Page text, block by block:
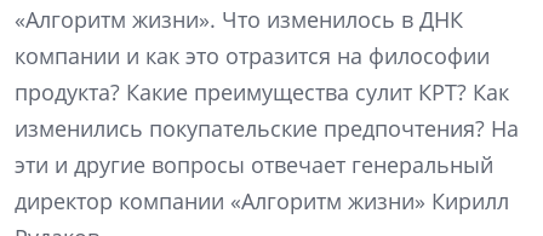
«Алгоритм жизни». Что изменилось в ДНК
компании и как это отразится на философии
продукта? Какие преимущества сулит КРТ? Как
изменились покупательские предпочтения? На
эти и другие вопросы отвечает генеральный
директор компании «Алгоритм жизни» Кирилл